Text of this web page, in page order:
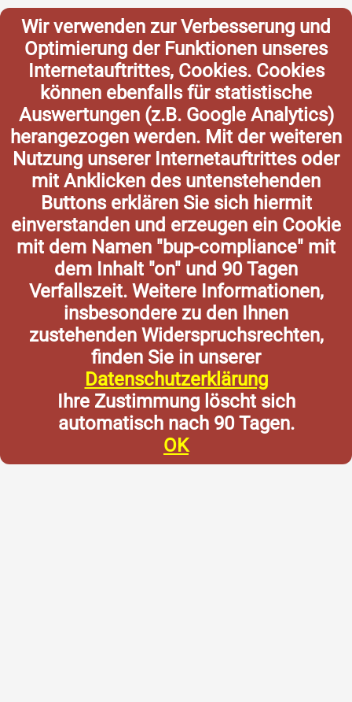
Wir verwenden zur Verbesserung und
Optimierung der Funktionen unseres
Internetauftrittes, Cookies. Cookies
können ebenfalls für statistische
Auswertungen (z.B. Google Analytics)
herangezogen werden. Mit der weiteren
Nutzung unserer Internetauftrittes oder
mit Anklicken des untenstehenden
Buttons erklären Sie sich hiermit
einverstanden und erzeugen ein Cookie
mit dem Namen "bup-compliance" mit
dem Inhalt "on" und 90 Tagen
Verfallszeit. Weitere Informationen,
insbesondere zu den Ihnen
zustehenden Widerspruchsrechten,
finden Sie in unserer
Datenschutzerklärung
Ihre Zustimmung löscht sich
automatisch nach 90 Tagen.
OK